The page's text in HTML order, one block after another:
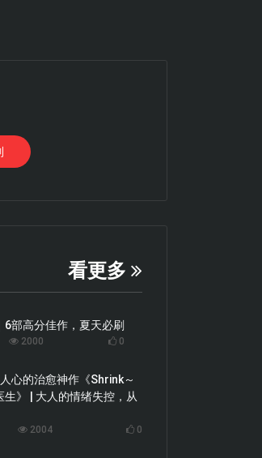
看更多
6部高分佳作，夏天必刷
2000 0
心的治愈神作《Shrink～
生》 | 大人的情绪失控，从
2004 0